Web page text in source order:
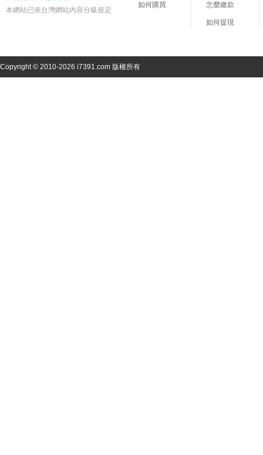
本網站已依台灣網站內容分級規定
如何購買 怎麼繳款
如何提現
Copyright © 2010-2026 i7391.com 版權所有